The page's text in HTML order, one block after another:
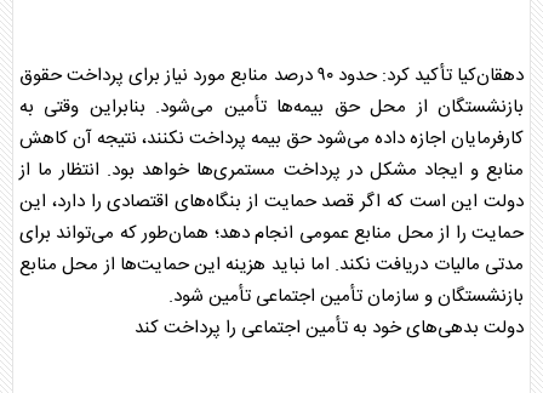
دهقان‌کیا تأکید کرد: حدود ۹۰ درصد منابع مورد نیاز برای پرداخت حقوق
بازنشستگان از محل حق بیمه‌ها تأمین می‌شود. بنابراین وقتی به
کارفرمایان اجازه داده می‌شود حق بیمه پرداخت نکنند، نتیجه آن کاهش
منابع و ایجاد مشکل در پرداخت مستمری‌ها خواهد بود. انتظار ما از
دولت این است که اگر قصد حمایت از بنگاه‌های اقتصادی را دارد، این
حمایت را از محل منابع عمومی انجام دهد؛ همان‌طور که می‌تواند برای
مدتی مالیات دریافت نکند. اما نباید هزینه این حمایت‌ها از محل منابع
بازنشستگانو سازمان تأمین اجتماعی تأمین شود.
دولت بدهی‌های خود به تأمین اجتماعی را پرداخت کند